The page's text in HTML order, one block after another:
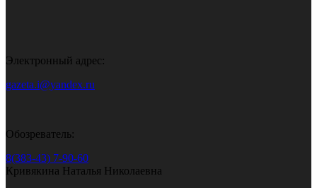
Электронный адрес:
gazeta.i@yandex.ru
Обозреватель:
8(383-43) 7-90-60
Кривякина Наталья Николаевна